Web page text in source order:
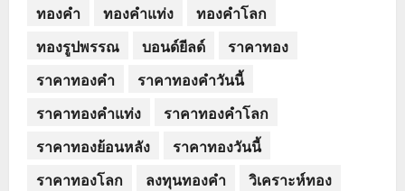
ทองคำ
ทองคำแท่ง
ทองคำโลก
ทองรูปพรรณ
บอนด์ยีลด์
ราคาทอง
ราคาทองคำ
ราคาทองคำวันนี้
ราคาทองคำแท่ง
ราคาทองคำโลก
ราคาทองย้อนหลัง
ราคาทองวันนี้
ราคาทองโลก
ลงทุนทองคำ
วิเคราะห์ทอง